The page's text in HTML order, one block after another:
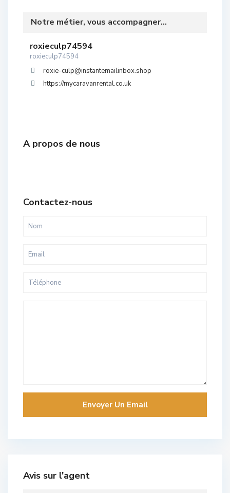
Notre métier, vous accompagner...
roxieculp74594
roxieculp74594
roxie-culp@instantemailinbox.shop
https://mycaravanrental.co.uk
A propos de nous
Contactez-nous
Avis sur l'agent